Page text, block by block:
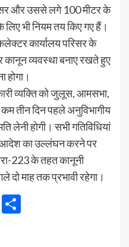
और उससे लगे 100 मीटर के
लिए भी नियम तय किए गए हैं।
कार्यालय परिसर के
कानून व्यवस्था बनाए रखते हुए
होगा।
व्यक्ति को जुलूस, आमसभा,
तीन दिन पहले अनुविभागीय
लेनी होगी। सभी गतिविधियां
आदेश का उल्लंघन करने पर
223 के तहत कानूनी
दो माह तक प्रभावी रहेगा।
LinkedIn